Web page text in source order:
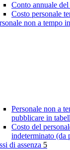
Conto annuale del
Costo personale
non a tempo
Personale non a
pubblicare in
Costo del
indeterminato (da
di assenza 5